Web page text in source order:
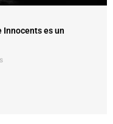
Innocents es un